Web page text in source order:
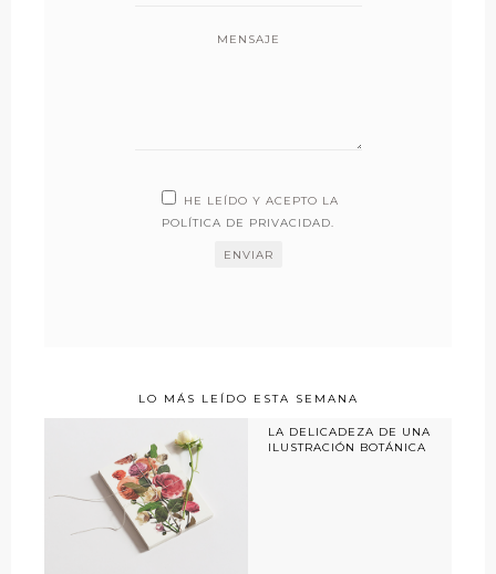
MENSAJE
HE LEÍDO Y ACEPTO LA
POLÍTICA DE PRIVACIDAD.
LO MÁS LEÍDO ESTA SEMANA
LA DELICADEZA DE UNA
ILUSTRACIÓN BOTÁNICA